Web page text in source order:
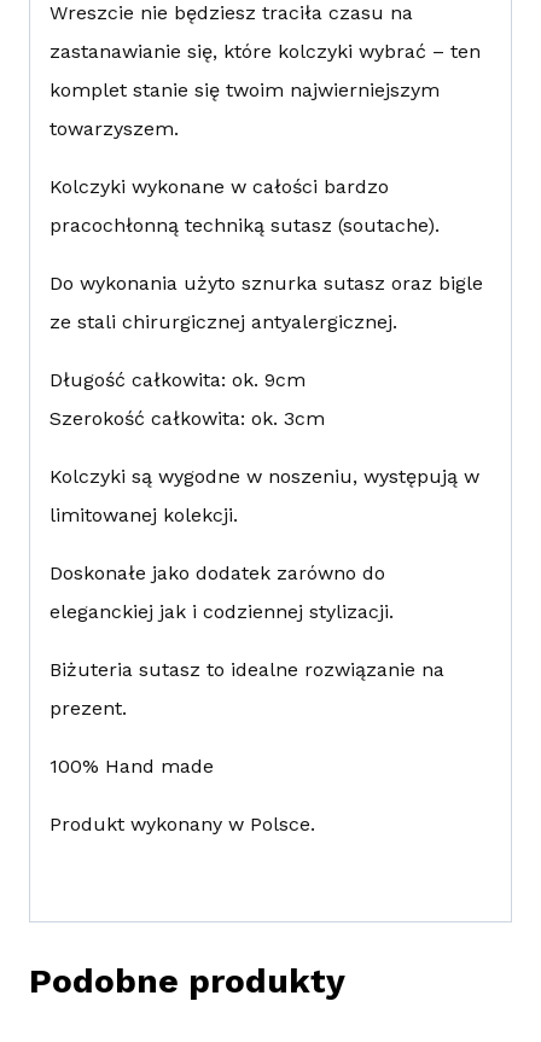
Wreszcie nie będziesz traciła czasu na
zastanawianie się, które kolczyki wybrać – ten
komplet stanie się twoim najwierniejszym
towarzyszem.
Kolczyki wykonane w całości bardzo
pracochłonną techniką sutasz (soutache).
Do wykonania użyto sznurka sutasz oraz bigle
ze stali chirurgicznej antyalergicznej.
Długość całkowita: ok. 9cm
Szerokość całkowita: ok. 3cm
Kolczyki są wygodne w noszeniu, występują w
limitowanej kolekcji.
Doskonałe jako dodatek zarówno do
eleganckiej jak i codziennej stylizacji.
Biżuteria sutasz to idealne rozwiązanie na
prezent.
100% Hand made
Produkt wykonany w Polsce.
Podobne produkty